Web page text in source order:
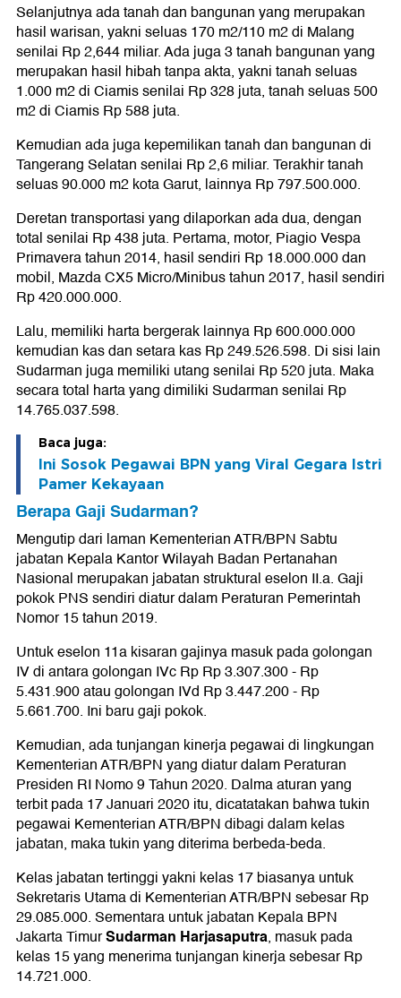
Selanjutnya ada tanah dan bangunan yang merupakan
hasil warisan, yakni seluas 170 m2/110 m2 di Malang
senilai Rp 2,644 miliar. Ada juga 3 tanah bangunan yang
merupakan hasil hibah tanpa akta, yakni tanah seluas
1.000 m2 di Ciamis senilai Rp 328 juta, tanah seluas 500
m2 di Ciamis Rp 588 juta.
Kemudian ada juga kepemilikan tanah dan bangunan di
Tangerang Selatan senilai Rp 2,6 miliar. Terakhir tanah
seluas 90.000 m2 kota Garut, lainnya Rp 797.500.000.
Deretan transportasi yang dilaporkan ada dua, dengan
total senilai Rp 438 juta. Pertama, motor, Piagio Vespa
Primavera tahun 2014, hasil sendiri Rp 18.000.000 dan
mobil, Mazda CX5 Micro/Minibus tahun 2017, hasil sendiri
Rp 420.000.000.
Lalu, memiliki harta bergerak lainnya Rp 600.000.000
kemudian kas dan setara kas Rp 249.526.598. Di sisi lain
Sudarman juga memiliki utang senilai Rp 520 juta. Maka
secara total harta yang dimiliki Sudarman senilai Rp
14.765.037.598.
Baca juga:
Ini Sosok Pegawai BPN yang Viral Gegara Istri
Pamer Kekayaan
Berapa Gaji Sudarman?
Mengutip dari laman Kementerian ATR/BPN Sabtu
jabatan Kepala Kantor Wilayah Badan Pertanahan
Nasional merupakan jabatan struktural eselon II.a. Gaji
pokok PNS sendiri diatur dalam Peraturan Pemerintah
Nomor 15 tahun 2019.
Untuk eselon 11a kisaran gajinya masuk pada golongan
IV di antara golongan IVc Rp Rp 3.307.300 - Rp
5.431.900 atau golongan IVd Rp 3.447.200 - Rp
5.661.700. Ini baru gaji pokok.
Kemudian, ada tunjangan kinerja pegawai di lingkungan
Kementerian ATR/BPN yang diatur dalam Peraturan
Presiden RI Nomo 9 Tahun 2020. Dalma aturan yang
terbit pada 17 Januari 2020 itu, dicatatakan bahwa tukin
pegawai Kementerian ATR/BPN dibagi dalam kelas
jabatan, maka tukin yang diterima berbeda-beda.
Kelas jabatan tertinggi yakni kelas 17 biasanya untuk
Sekretaris Utama di Kementerian ATR/BPN sebesar Rp
29.085.000. Sementara untuk jabatan Kepala BPN
Jakarta TimurSudarman Harjasaputra, masuk pada
kelas 15 yang menerima tunjangan kinerja sebesar Rp
14.721.000.